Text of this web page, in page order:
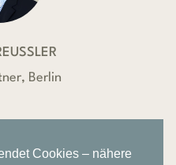
Cookies – nähere
Berlin